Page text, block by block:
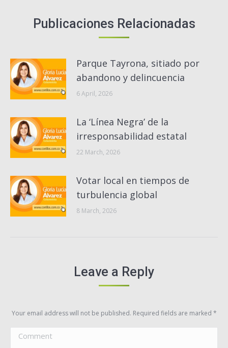
Publicaciones Relacionadas
Parque Tayrona, sitiado por
abandono y delincuencia
6 April, 2026
La ‘Línea Negra’ de la
irresponsabilidad estatal
22 March, 2026
Votar local en tiempos de
turbulencia global
8 March, 2026
Leave a Reply
Your email address will not be published. Required fields are marked *
Comment